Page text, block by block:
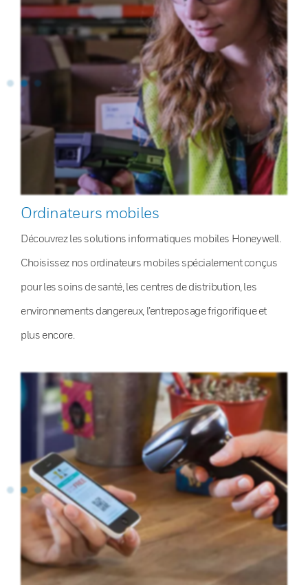
Ordinateurs mobiles
Découvrez les solutions informatiques mobiles Honeywell.
Choisissez nos ordinateurs mobiles spécialement conçus
pour les soins de santé, les centres de distribution, les
environnements dangereux, l’entreposage frigorifique et
plus encore.